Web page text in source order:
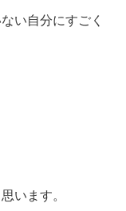
い自分にすごく
います。